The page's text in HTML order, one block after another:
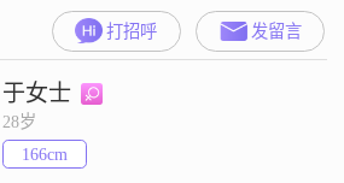
旅游！做过的行业很多！曾经摆过
地摊！开过服装实体店！卖过卤
菜！做过大锅饭！但是这年头做生
意太难了！也想过明年是否考虑要
不要做小地锅或者是做锅巴饭！做
点小生意混混日子算了！目前是在
福建漳州打游击！如果有不嫌弃我
打招呼 发留言
于女士
28岁
166cm